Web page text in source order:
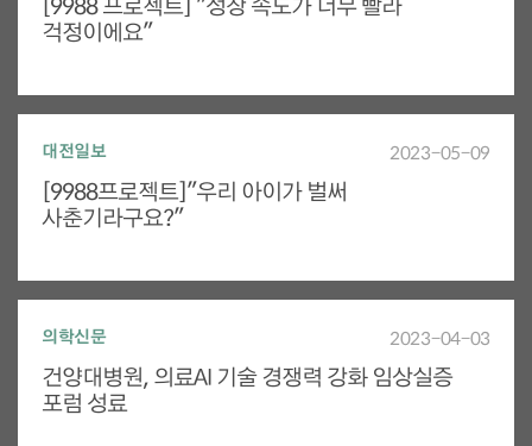
걱정이에요"
대전일보
[9988프로젝트]"우리 아이가 벌써
사춘기라구요?"
2023-05-09
의학신문
건양대병원, 의료AI 기술 경쟁력 강화 임상실증
포럼 성료
2023-04-03